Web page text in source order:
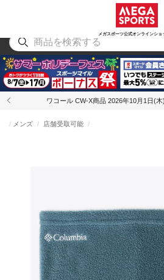
メガスポーツ公式オンラインショ
アウトドア
ワコール CW-X商品 2026年10月1日(
メンズ 店舗受取可能